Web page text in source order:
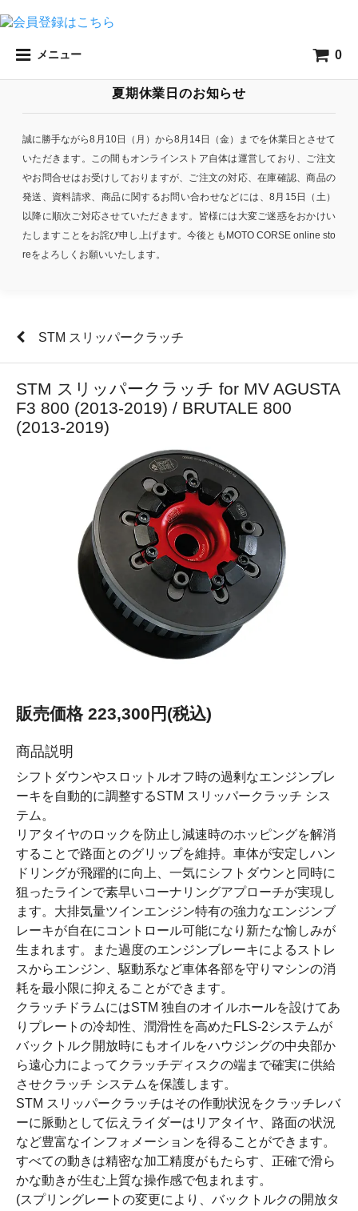
メニュー 0
夏期休業日のお知らせ
誠に勝手ながら8月10日（月）から8月14日（金）までを休業日とさせて
いただきます。この間もオンラインストア自体は運営しており、ご注文
やお問合せはお受けしておりますが、ご注文の対応、在庫確認、商品の
発送、資料請求、商品に関するお問い合わせなどには、8月15日（土）
以降に順次ご対応させていただきます。皆様には大変ご迷惑をおかけい
たしますことをお詫び申し上げます。今後ともMOTO CORSE online sto
reをよろしくお願いいたします。
STM スリッパークラッチ
STM スリッパークラッチ for MV AGUSTA
F3 800 (2013-2019) / BRUTALE 800
(2013-2019)
販売価格 223,300円(税込)
商品説明
シフトダウンやスロットルオフ時の過剰なエンジンブレ
ーキを自動的に調整するSTM スリッパークラッチ シス
テム。
リアタイヤのロックを防止し減速時のホッピングを解消
することで路面とのグリップを維持。車体が安定しハン
ドリングが飛躍的に向上、一気にシフトダウンと同時に
狙ったラインで素早いコーナリングアプローチが実現し
ます。大排気量ツインエンジン特有の強力なエンジンブ
レーキが自在にコントロール可能になり新たな愉しみが
生まれます。また過度のエンジンブレーキによるストレ
スからエンジン、駆動系など車体各部を守りマシンの消
耗を最小限に抑えることができます。
クラッチドラムにはSTM 独自のオイルホールを設けてあ
りプレートの冷却性、潤滑性を高めたFLS-2システムが
バックトルク開放時にもオイルをハウジングの中央部か
ら遠心力によってクラッチディスクの端まで確実に供給
させクラッチ システムを保護します。
STM スリッパークラッチはその作動状況をクラッチレバ
ーに脈動として伝えライダーはリアタイヤ、路面の状況
など豊富なインフォメーションを得ることができます。
すべての動きは精密な加工精度がもたらす、正確で滑ら
かな動きが生む上質な操作感で包まれます。
(スプリングレートの変更により、バックトルクの開放タ